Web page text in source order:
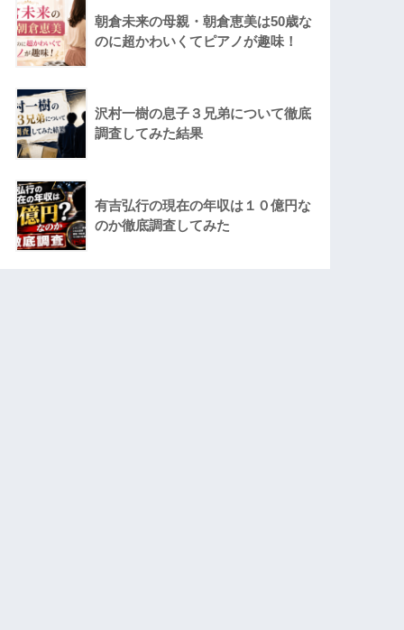
朝倉未来の母親・朝倉恵美は50歳な
のに超かわいくてピアノが趣味！
沢村一樹の息子３兄弟について徹底
調査してみた結果
有吉弘行の現在の年収は１０億円な
のか徹底調査してみた